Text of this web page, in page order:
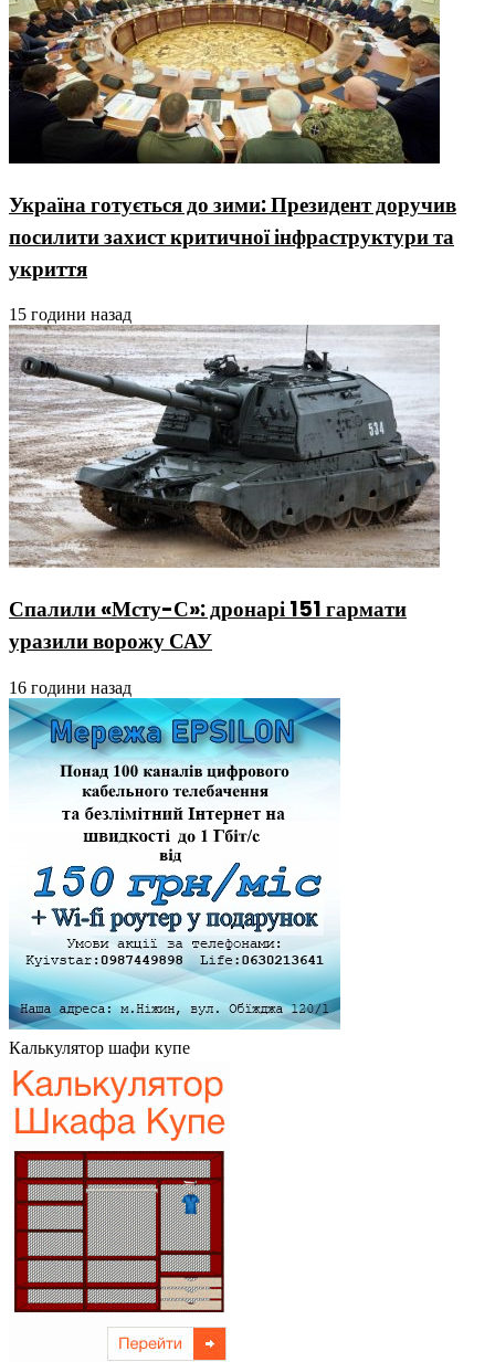
Україна готується до зими: Президент доручив
посилити захист критичної інфраструктури та
укриття
15 години назад
Спалили «Мсту-С»: дронарі 151 гармати
уразили ворожу САУ
16 години назад
Калькулятор шафи купе